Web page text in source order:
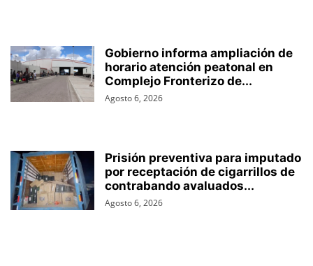
Gobierno informa ampliación de
horario atención peatonal en
Complejo Fronterizo de...
Agosto 6, 2026
Prisión preventiva para imputado
por receptación de cigarrillos de
contrabando avaluados...
Agosto 6, 2026